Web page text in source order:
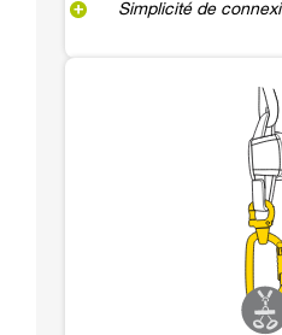
Simplicité de